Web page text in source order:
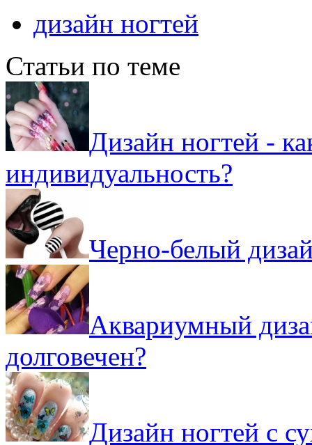
дизайн ногтей
Статьи по теме
Дизайн ногтей -
индивидуальность?
Черно-белый
Аквариумный
долговечен?
Дизайн ногтей с